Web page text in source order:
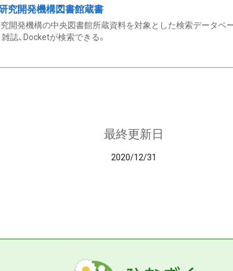
究開発機構図書館蔵書
開発機構の中央図書館所蔵資料を対象とした検索データベ
雑誌、Docketが検索できる。
最終更新日
2020/12/31